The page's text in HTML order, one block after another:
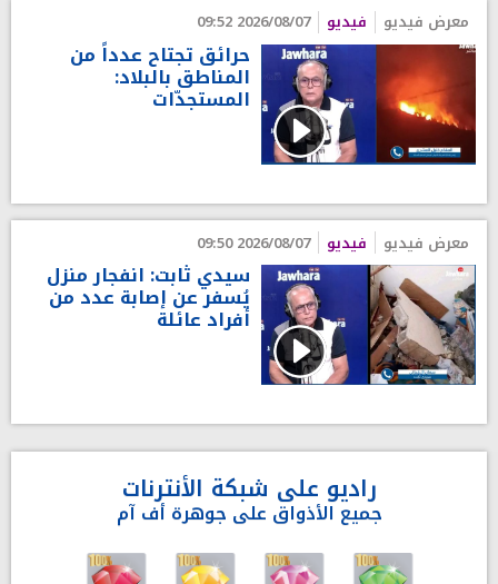
معرض فيديو فيديو 2026/08/07 09:52
حرائق تجتاح عدداً من
المناطق بالبلاد:
المستجدّات
معرض فيديو فيديو 2026/08/07 09:50
سيدي ثابت: انفجار منزل
يُسفر عن إصابة عدد من
أفراد عائلة
راديو على شبكة الأنترنات
جميع الأذواق على جوهرة أف آم